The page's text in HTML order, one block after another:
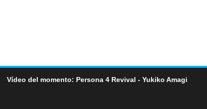
Vídeo del momento: Persona 4 Revival - Yukiko Amagi